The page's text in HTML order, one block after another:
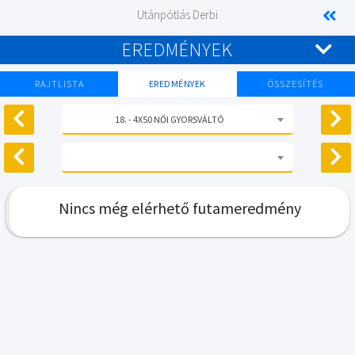
Utánpótlás Derbi
EREDMÉNYEK
RAJTLISTA EREDMÉNYEK ÖSSZESÍTÉS
18. - 4X50 NŐI GYORSVÁLTÓ
Nincs még elérhető futameredmény